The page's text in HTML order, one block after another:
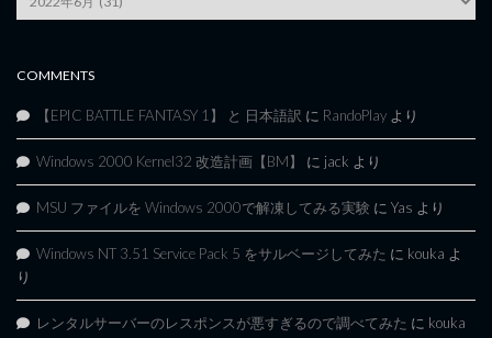
Archives
COMMENTS
【EPIC BATTLE FANTASY 1】 と 日本語訳 に RandoPlay より
Windows 2000 Kernel32 改造計画【BM】 に jack より
MSU ファイルを Windows 2000で解凍してみる実験 に Yas より
Windows NT 3.51 Service Pack 5 をサルベージしてみた に kouka よ
り
レンタルサーバーのレスポンスが悪すぎるので調べてみた に kouka